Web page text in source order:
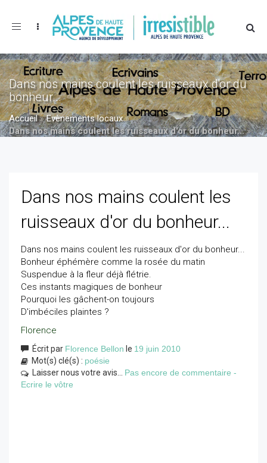
Toggle
Dans nos mains coulent les ruisseaux d'or du
bonheur...
Accueil»Evènements locaux»
Dans nos mains coulent les ruisseaux d'or du bonheur...»
Dans nos mains coulent les
ruisseaux d'or du bonheur...
Dans nos mains coulent les ruisseaux d'or du bonheur...
Bonheur éphémère comme la rosée du matin
Suspendue à la fleur déjà flétrie.
Ces instants magiques de bonheur
Pourquoi les gâchent-on toujours
D'imbéciles plaintes ?
Florence
Écrit par Florence Bellon le 19 juin 2010
Mot(s) clé(s) : poésie
Laisser nous votre avis... Pas encore de commentaire -
Ecrire le vôtre